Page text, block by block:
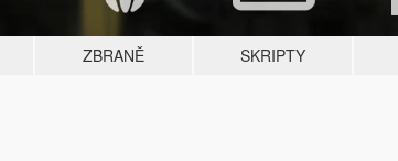
ZBRANĚ SKRIPTY